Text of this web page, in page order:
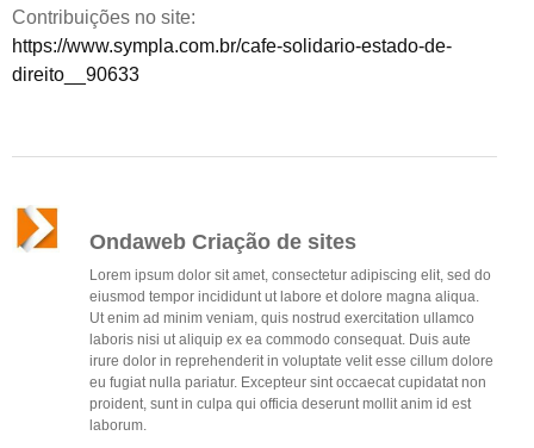
Contribuições no site:
https://www.sympla.com.br/cafe-solidario-estado-de-
direito__90633
Ondaweb Criação de sites
Lorem ipsum dolor sit amet, consectetur adipiscing elit, sed do
eiusmod tempor incididunt ut labore et dolore magna aliqua.
Ut enim ad minim veniam, quis nostrud exercitation ullamco
laboris nisi ut aliquip ex ea commodo consequat. Duis aute
irure dolor in reprehenderit in voluptate velit esse cillum dolore
eu fugiat nulla pariatur. Excepteur sint occaecat cupidatat non
proident, sunt in culpa qui officia deserunt mollit anim id est
laborum.